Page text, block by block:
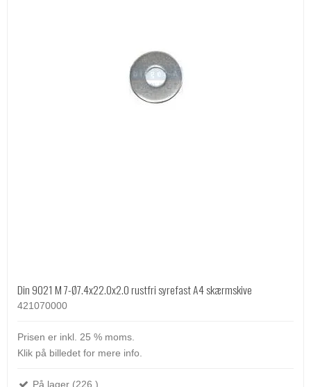
Din 9021 M 7-Ø7.4x22.0x2.0 rustfri syrefast A4 skærmskive
421070000
Prisen er inkl. 25 % moms.
Klik på billedet for mere info.
På lager (226 )